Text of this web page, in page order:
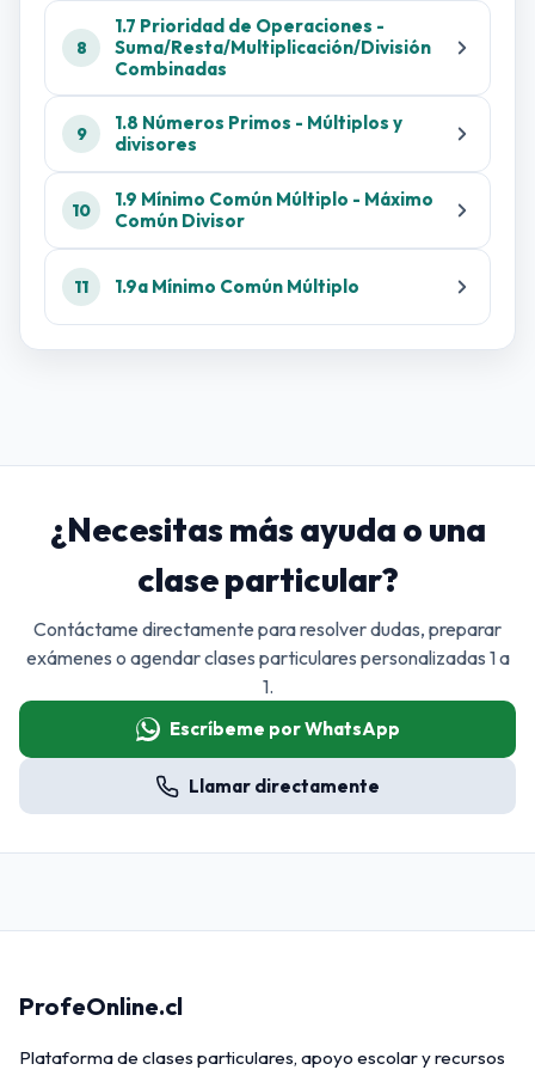
8
1.7 Prioridad de Operaciones -
Suma/Resta/Multiplicación/División
Combinadas
9
1.8 Números Primos - Múltiplos y
divisores
10
1.9 Mínimo Común Múltiplo - Máximo
Común Divisor
11 1.9a Mínimo Común Múltiplo
¿Necesitas más ayuda o una
clase particular?
Contáctame directamente para resolver dudas, preparar
exámenes o agendar clases particulares personalizadas 1 a
1.
Escríbeme por WhatsApp
Llamar directamente
ProfeOnline.cl
Plataforma de clases particulares, apoyo escolar y recursos